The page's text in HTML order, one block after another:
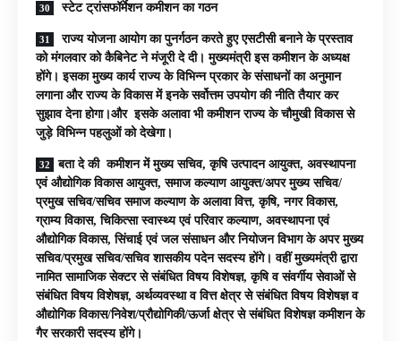
स्टेट ट्रांसफॉर्मेशन कमीशन का गठन
राज्य योजना आयोग का पुनर्गठन करते हुए एसटीसी बनाने के प्रस्ताव
को मंगलवार को कैबिनेट ने मंजूरी दे दी। मुख्यमंत्री इस कमीशन के अध्यक्ष
होंगे। इसका मुख्य कार्य राज्य के विभिन्न प्रकार के संसाधनों का अनुमान
लगाना और राज्य के विकास में इनके सर्वोत्तम उपयोग की नीति तैयार कर
सुझाव देना होगा।और इसके अलावा भी कमीशन राज्य के चौमुखी विकास से
जुड़े विभिन्न पहलुओं को देखेगा।
बता दे की कमीशन में मुख्य सचिव, कृषि उत्पादन आयुक्त, अवस्थापना
एवं औद्योगिक विकास आयुक्त, समाज कल्याण आयुक्त/अपर मुख्य सचिव/
प्रमुख सचिव/सचिव समाज कल्याण के अलावा वित्त, कृषि, नगर विकास,
ग्राम्य विकास, चिकित्सा स्वास्थ्य एवं परिवार कल्याण, अवस्थापना एवं
औद्योगिक विकास, सिंचाई एवं जल संसाधन और नियोजन विभाग के अपर मुख्य
सचिव/प्रमुख सचिव/सचिव शासकीय पदेन सदस्य होंगे। वहीं मुख्यमंत्री द्वारा
नामित सामाजिक सेक्टर से संबंधित विषय विशेषज्ञ, कृषि व संवर्गीय सेवाओं से
संबंधित विषय विशेषज्ञ, अर्थव्यवस्था व वित्त क्षेत्र से संबंधित विषय विशेषज्ञ व
औद्योगिक विकास/निवेश/प्रौद्योगिकी/ऊर्जा क्षेत्र से संबंधित विशेषज्ञ कमीशन के
गैर सरकारी सदस्य होंगे।